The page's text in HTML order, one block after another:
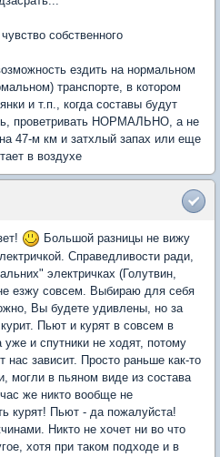
собственного
ездить на нормальном
транспорте, в котором
и т.п., когда составы будут
проветривать НОРМАЛЬНО, а не
47-м км и затхлый запах или еще
в воздухе
Большой разницы не вижу
Справедливости ради,
электричках (Голутвин,
езжу совсем. Выбираю для себя
Вы будете удивлены, но за
Пьют и курят в совсем в
уже и спутники не ходят, потому
нас зависит. Просто раньше как-то
могли в пьяном виде из состава
же никто вообще не
курят! Пьют - да пожалуйста!
Никто не хочет ни во что
хотя при таком подходе и в